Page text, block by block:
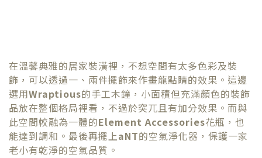
在溫馨典雅的居家裝潢裡，不想空間有太多色彩及裝
飾，可以透過一、兩件擺飾來作畫龍點睛的效果。這邊
選用Wraptious的手工木鐘，小面積但充滿顏色的裝飾
品放在整個格局裡看，不過於突兀且有加分效果。而與
此空間較融為一體的Element Accessories花瓶，也
能達到調和。最後再擺上aNT的空氣淨化器，保護一家
老小有乾淨的空氣品質。